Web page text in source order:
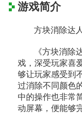
游戏简介
方块消除达
《方块消除
戏，深受玩家喜
够让玩家感受到
过消除不同颜色
中的操作也非常
动屏幕，便能够